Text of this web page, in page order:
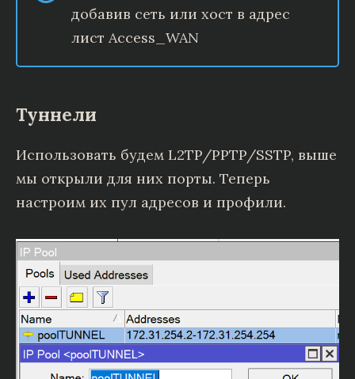
добавив сеть или хост в адрес
лист Access_WAN
Туннели
Использовать будем L2TP/PPTP/SSTP, выше
мы открыли для них порты. Теперь
настроим их пул адресов и профили.